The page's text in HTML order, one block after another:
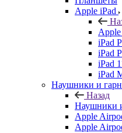
Apple iPad
Apple
iPad
iPad
iPad
iPad
Наушники и
Назад
Наушники
Apple
Apple